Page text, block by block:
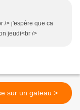
/> j'espère que ca
jeudi<br />
Cerise sur un gateau >